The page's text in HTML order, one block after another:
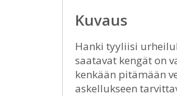
Kuvaus
Hanki tyyliisi
saatavat kengät on
kenkään pitämään
askellukseen